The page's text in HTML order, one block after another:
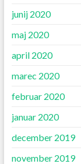
junij 2020
maj 2020
april 2020
marec 2020
februar 2020
januar 2020
december 2019
november 2019